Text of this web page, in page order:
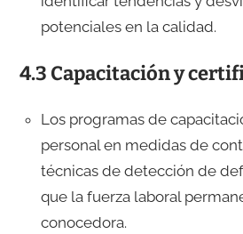
potenciales en la calidad.
4.3 Capacitación y
Los programas de
personal en medidas de
técnicas de detección de
que la fuerza laboral
conocedora.